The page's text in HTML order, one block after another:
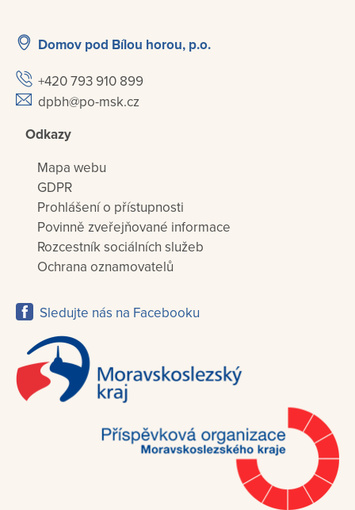
Domov pod Bílou horou, p.o.
+420 793 910 899
dpbh@po-msk.cz
Odkazy
Mapa webu
GDPR
Prohlášení o přístupnosti
Povinně zveřejňované informace
Rozcestník sociálních služeb
Ochrana oznamovatelů
Sledujte nás na Facebooku